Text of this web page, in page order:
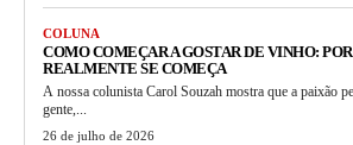
COLUNA
COMO COMEÇAR A GOSTAR DE VINHO:
REALMENTE SE COMEÇA
A nossa colunista Carol Souzah mostra que a paixão
gente,...
26 de julho de 2026